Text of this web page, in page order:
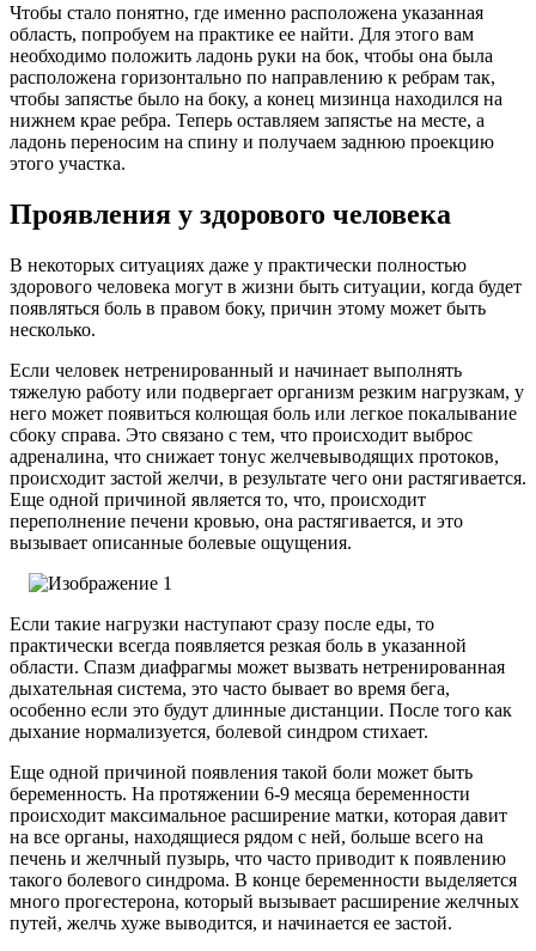
Чтобы стало понятно, где именно расположена указанная
область, попробуем на практике ее найти. Для этого вам
необходимо положить ладонь руки на бок, чтобы она была
расположена горизонтально по направлению к ребрам так,
чтобы запястье было на боку, а конец мизинца находился на
нижнем крае ребра. Теперь оставляем запястье на месте, а
ладонь переносим на спину и получаем заднюю проекцию
этого участка.
Проявления у здорового человека
В некоторых ситуациях даже у практически полностью
здорового человека могут в жизни быть ситуации, когда будет
появляться боль в правом боку, причин этому может быть
несколько.
Если человек нетренированный и начинает выполнять
тяжелую работу или подвергает организм резким нагрузкам, у
него может появиться колющая боль или легкое покалывание
сбоку справа. Это связано с тем, что происходит выброс
адреналина, что снижает тонус желчевыводящих протоков,
происходит застой желчи, в результате чего они растягивается.
Еще одной причиной является то, что, происходит
переполнение печени кровью, она растягивается, и это
вызывает описанные болевые ощущения.
Если такие нагрузки наступают сразу после еды, то
практически всегда появляется резкая боль в указанной
области. Спазм диафрагмы может вызвать нетренированная
дыхательная система, это часто бывает во время бега,
особенно если это будут длинные дистанции. После того как
дыхание нормализуется, болевой синдром стихает.
Еще одной причиной появления такой боли может быть
беременность. На протяжении 6-9 месяца беременности
происходит максимальное расширение матки, которая давит
на все органы, находящиеся рядом с ней, больше всего на
печень и желчный пузырь, что часто приводит к появлению
такого болевого синдрома. В конце беременности выделяется
много прогестерона, который вызывает расширение желчных
путей, желчь хуже выводится, и начинается ее застой.